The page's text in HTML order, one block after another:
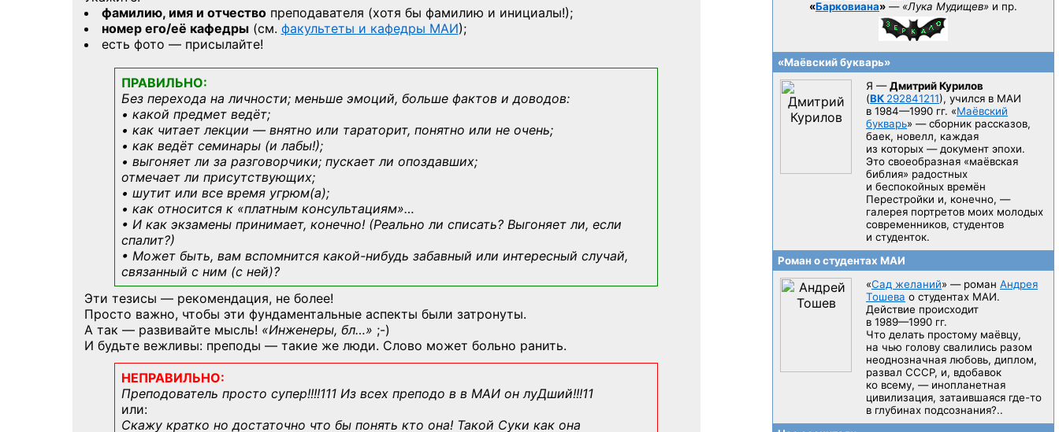
фамилию, имя и отчествопреподавателя (хотя бы фамилию и инициалы!);
номер его/её кафедры(см. факультеты и кафедры МАИ);
есть фото — присылайте!
ПРАВИЛЬНО:
Без перехода на личности; меньше эмоций, больше фактов и доводов:
• какой предмет ведёт;
• как читает лекции — внятно или тараторит, понятно или не очень;
• как ведёт семинары (и лабы!);
• выгоняет ли за разговорчики; пускает ли опоздавших;
отмечает ли присутствующих;
• шутит или все время угрюм(а);
• как относится к «платным консультациям»…
• И как экзамены принимает, конечно! (Реально ли списать? Выгоняет ли, если
спалит?)
• Может быть, вам вспомнится какой-нибудь забавный или интересный случай,
связанный с ним (с ней)?
Эти тезисы — рекомендация, не более!
Просто важно, чтобы эти фундаментальные аспекты были затронуты.
А так — развивайте мысль! «Инженеры, бл…» ;-)
И будьте вежливы: преподы — такие же люди. Слово может больно ранить.
НЕПРАВИЛЬНО:
Преподователь просто супер!!!!111 Из всех преподо в в МАИ он луДший!!!11
или:
Скажу кратко но достаточно что бы понять кто она! Такой Суки как она
«Барковиана» — «Лука Мудищев» и пр.
«Маёвский букварь»
Я —Дмитрий Курилов
(ВК 292841211), учился в МАИ
в 1984—1990 гг. «Маёвский
букварь» — сборник рассказов,
баек, новелл, каждая
из которых — документ эпохи.
Это своеобразная «маёвская
библия» радостных
и беспокойных времён
Перестройки и, конечно, —
галерея портретов моих молодых
современников, студентов
и студенток.
Роман о студентах МАИ
«Сад желаний» — роман Андрея
Тошева о студентах МАИ.
Действие происходит
в 1989—1990 гг.
Что делать простому маёвцу,
на чью голову свалились разом
неоднозначная любовь, диплом,
развал CCCP, и, вдобавок
ко всему, — инопланетная
цивилизация, затаившаяся где-то
в глубинах подсознания?..